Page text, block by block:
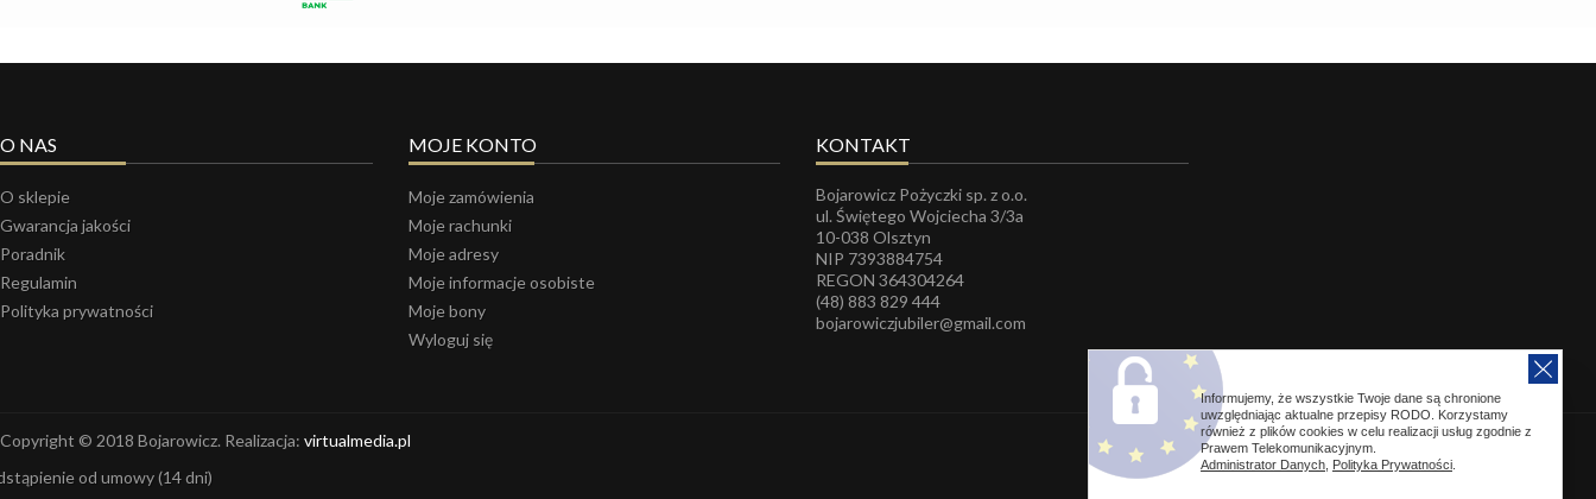
O NAS
O sklepie
Gwarancja jakości
Poradnik
Regulamin
Polityka prywatności
MOJE KONTO
Moje zamówienia
Moje rachunki
Moje adresy
Moje informacje osobiste
Moje bony
Wyloguj się
KONTAKT
Bojarowicz Pożyczki sp. z o.o.
ul. Świętego Wojciecha 3/3a
10-038 Olsztyn
NIP 7393884754
REGON 364304264
(48) 883 829 444
bojarowiczjubiler@gmail.com
Copyright © 2018 Bojarowicz. Realizacja: virtualmedia.pl
od umowy(14 dni)
Informujemy, że wszystkie Twoje dane są chronione
uwzględniając aktualne przepisy RODO. Korzystamy
również z plików cookies w celu realizacji usług zgodnie z
Prawem Telekomunikacyjnym.
Administrator Danych Polityka Prywatności